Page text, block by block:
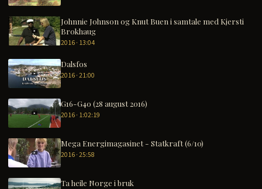
Johnnie Johnson og Knut Buen i samtale med Kjersti
Brokhaug
2016 · 13:04
Dalsfos
2016 · 21:00
G16-G40 (28 august 2016)
2016 · 1:02:19
Mega Energimagasinet - Statkraft (6/10)
2016 · 25:58
Ta heile Norge i bruk